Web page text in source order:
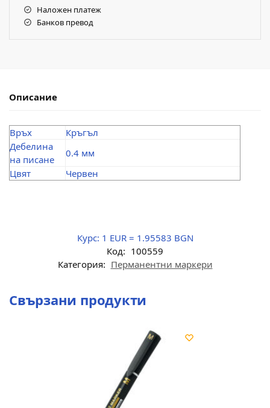
Наложен платеж
Банков превод
Описание
Връх
Кръгъл
Дебелина
на писане
0.4 мм
Цвят
Червен
Курс: 1 EUR = 1.95583 BGN
Код: 100559
Категория: Перманентни маркери
Свързани продукти